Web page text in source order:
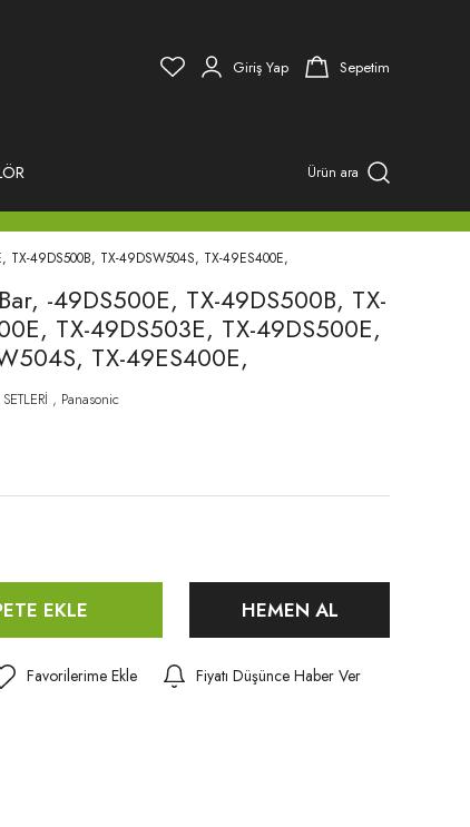
Giriş Yap Sepetim
Ürün ara
TX-49DS500B, TX-49DSW504S, TX-49ES400E,
-49DS500E, TX-49DS500B, TX-
TX-49DS503E, TX-49DS500E,
TX-49ES400E,
, Panasonic
EKLE HEMEN AL
Fiyatı Düşünce Haber Ver